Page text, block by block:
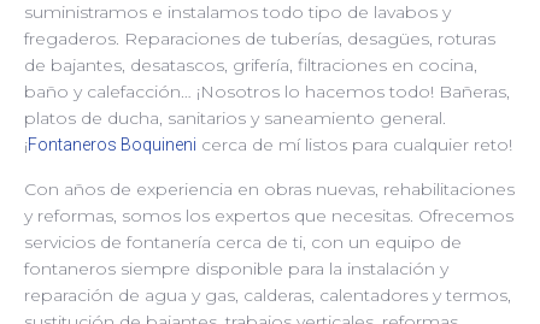
suministramos e instalamos todo tipo de lavabos y
fregaderos. Reparaciones de tuberías, desagües, roturas
de bajantes, desatascos, grifería, filtraciones en cocina,
baño y calefacción… ¡Nosotros lo hacemos todo! Bañeras,
platos de ducha, sanitarios y saneamiento general.
¡Fontaneros Boquineni cerca de mí listos para cualquier reto!
Con años de experiencia en obras nuevas, rehabilitaciones
y reformas, somos los expertos que necesitas. Ofrecemos
servicios de fontanería cerca de ti, con un equipo de
fontaneros siempre disponible para la instalación y
reparación de agua y gas, calderas, calentadores y termos,